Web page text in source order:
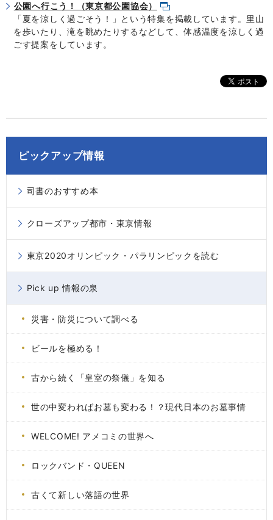
公園へ行こう！（東京都公園協会）
「夏を涼しく過ごそう！」という特集を掲載しています。里山
を歩いたり、滝を眺めたりするなどして、体感温度を涼しく過
ごす提案をしています。
ピックアップ情報
司書のおすすめ本
クローズアップ都市・東京情報
東京2020オリンピック・パラリンピックを読む
Pick up 情報の泉
災害・防災について調べる
ビールを極める！
古から続く「皇室の祭儀」を知る
世の中変わればお墓も変わる！？現代日本のお墓事情
WELCOME! アメコミの世界へ
ロックバンド・QUEEN
古くて新しい落語の世界